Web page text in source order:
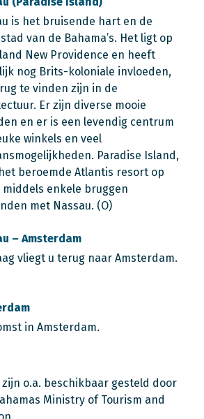
is het bruisende hart en de
van de Bahama’s. Het ligt op
New Providence en heeft
nog Brits-koloniale invloeden,
te vinden zijn in de
Er zijn diverse mooie
en er is een levendig centrum
winkels en veel
Paradise Island,
beroemde Atlantis resort op
middels enkele bruggen
met Nassau. (O)
– Amsterdam
vliegt u terug naar Amsterdam.
in Amsterdam.
zijn o.a. beschikbaar gesteld door
Ministry of Tourism and